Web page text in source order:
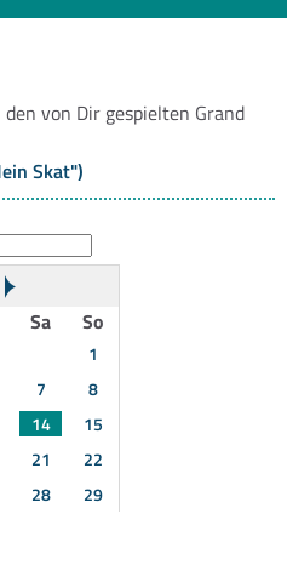
von Dir gespielten Grand
Skat")
Sa So
1
7
8
14
15
21
22
28
29